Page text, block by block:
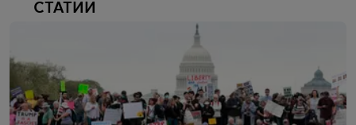
СТАТИИ